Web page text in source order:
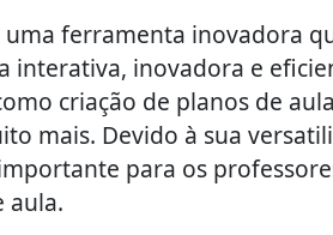
ferramenta inovadora
interativa, inovadora e
criação de planos de
mais. Devido à sua
para os
aula.